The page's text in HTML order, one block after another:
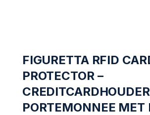
FIGURETTA RFID
PROTECTOR –
PORTEMONNEE MET